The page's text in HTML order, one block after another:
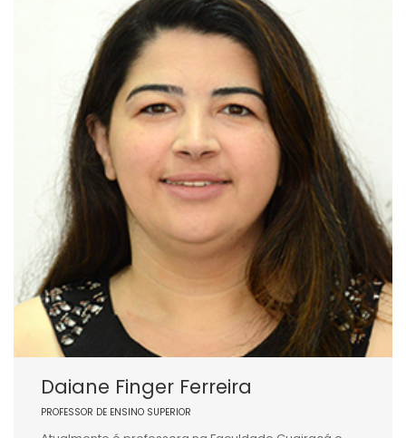
Daiane Finger Ferreira
PROFESSOR DE ENSINO SUPERIOR